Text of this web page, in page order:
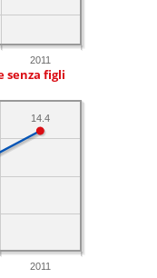
2011
senza figli
2011
14.4